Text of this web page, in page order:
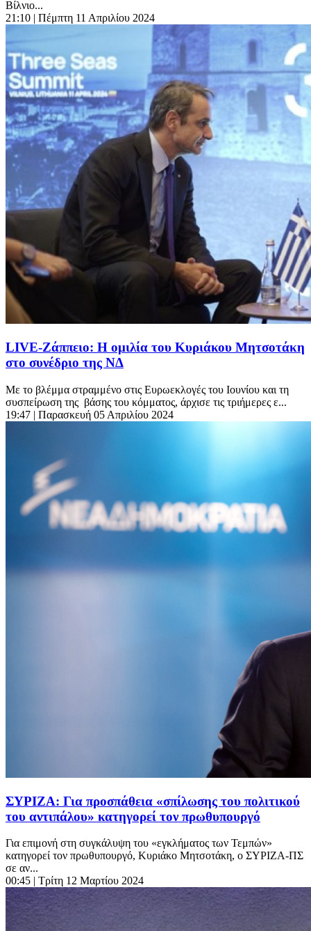
Βίλνιο...
21:10 | Πέμπτη 11 Απριλίου 2024
LIVE-Ζάππειο: Η ομιλία του Κυριάκου Μητσοτάκη
στο συνέδριο της ΝΔ
Με το βλέμμα στραμμένο στις Ευρωεκλογές του Ιουνίου και τη
συσπείρωση της βάσης του κόμματος, άρχισε τις τριήμερες ε...
19:47 | Παρασκευή 05 Απριλίου 2024
ΣΥΡΙΖΑ: Για προσπάθεια «σπίλωσης του πολιτικού
του αντιπάλου» κατηγορεί τον πρωθυπουργό
Για επιμονή στη συγκάλυψη του «εγκλήματος των Τεμπών»
κατηγορεί τον πρωθυπουργό, Κυριάκο Μητσοτάκη, ο ΣΥΡΙΖΑ-ΠΣ
σε αν...
00:45 | Τρίτη 12 Μαρτίου 2024